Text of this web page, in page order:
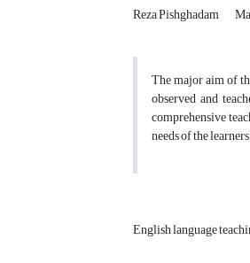
Reza Pishghadam
The major aim of
observed and
comprehensive
needs of the
English language